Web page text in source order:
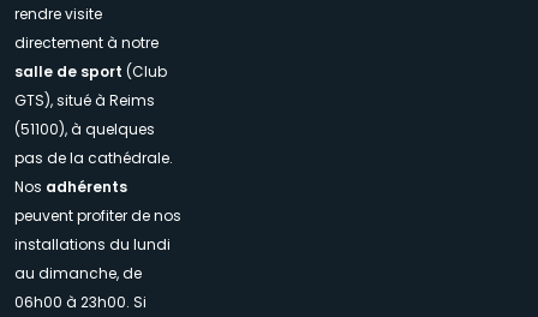
rendre visite
directement à notre
salle de sport (Club
GTS), situé à Reims
(51100), à quelques
pas de la cathédrale.
Nos adhérents
peuvent profiter de nos
installations du lundi
au dimanche, de
06h00 à 23h00. Si